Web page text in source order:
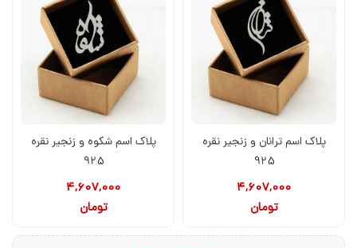
پلاک اسم ترانان و زنجیر نقره
925
4,607,000
تومان
پلاک اسم شکوه و زنجیر نقره
925
4,607,000
تومان